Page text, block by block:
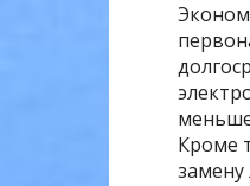
Кроме
замену